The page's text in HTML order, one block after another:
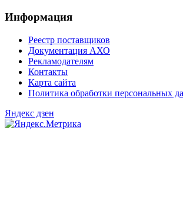
Информация
Реестр поставщиков
Документация АХО
Рекламодателям
Контакты
Карта сайта
Политика обработки персональных
Яндекс дзен